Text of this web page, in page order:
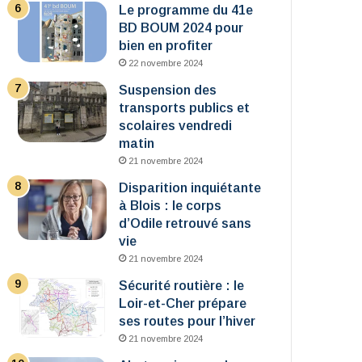
Le programme du 41e
BD BOUM 2024 pour
bien en profiter
22 novembre 2024
Suspension des
transports publics et
scolaires vendredi
matin
21 novembre 2024
Disparition inquiétante
à Blois : le corps
d’Odile retrouvé sans
vie
21 novembre 2024
Sécurité routière : le
Loir-et-Cher prépare
ses routes pour l’hiver
21 novembre 2024